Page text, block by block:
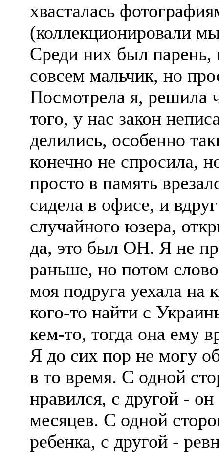
хвасталась
(коллекционировали
Среди них был парень,
совсем мальчик, но
Посмотрела я, решила
того, у нас закон
делились, особенно
конечно не спросила,
просто в память
сидела в офисе, и
случайного юзера,
да, это был ОН. Я не
раньше, но потом
моя подруга уехала на
кого-то найти с
кем-то, тогда она ему
Я до сих пор не могу
в то время. С одной
нравился, с другой -
месяцев. С одной
ребенка, с другой -